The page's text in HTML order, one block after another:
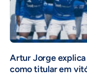
Artur Jorge
como titular em